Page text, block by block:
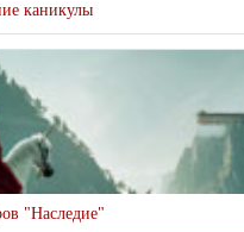
каникулы
"Наследие"